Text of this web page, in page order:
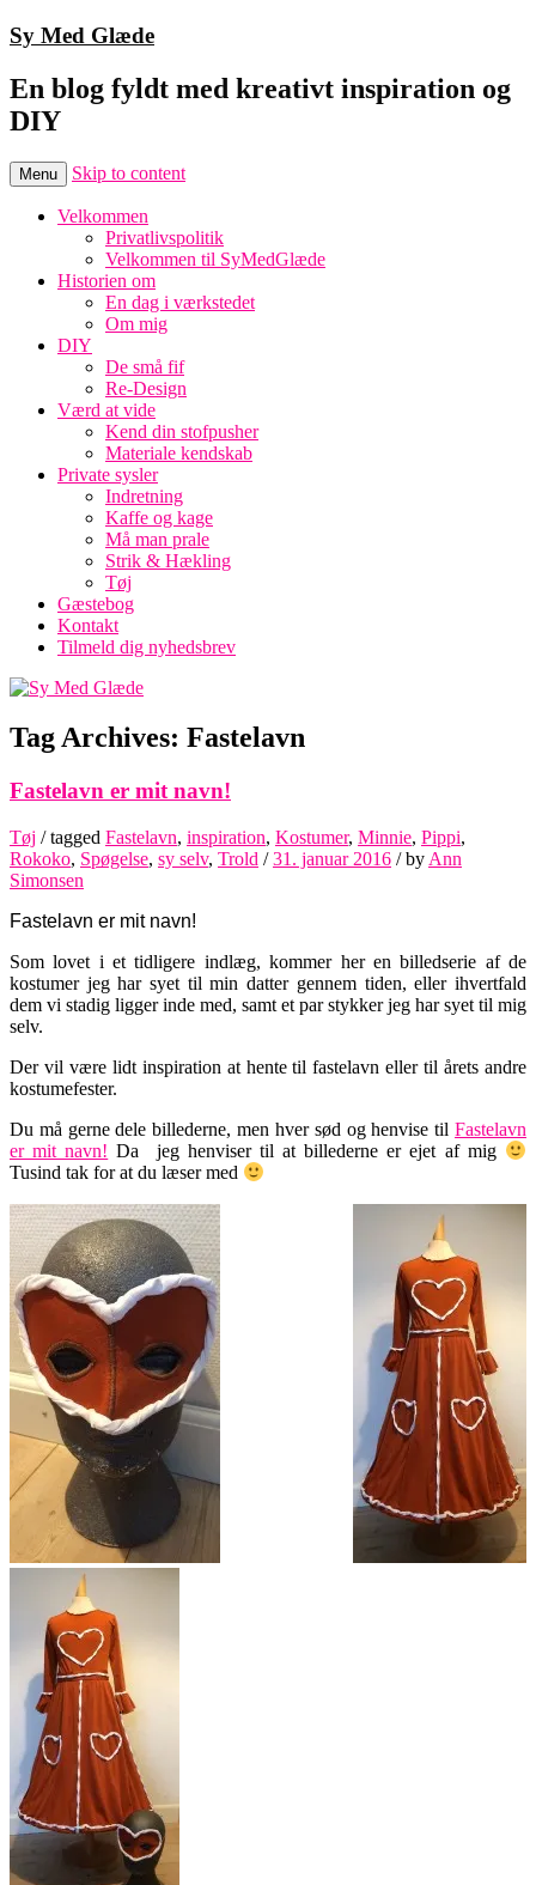
Sy Med Glæde
En blog fyldt med kreativt inspiration og
DIY
Menu Skip to content
Velkommen
Privatlivspolitik
Velkommen til SyMedGlæde
Historien om
En dag i værkstedet
Om mig
DIY
De små fif
Re-Design
Værd at vide
Kend din stofpusher
Materiale kendskab
Private sysler
Indretning
Kaffe og kage
Må man prale
Strik & Hækling
Tøj
Gæstebog
Kontakt
Tilmeld dig nyhedsbrev
Tag Archives: Fastelavn
Fastelavn er mit navn!
Tøj / tagged Fastelavn, inspiration, Kostumer, Minnie, Pippi,
Rokoko, Spøgelse, sy selv, Trold /31. januar 2016 /by Ann
Simonsen
Fastelavn er mit navn!
Som lovet i et tidligere indlæg, kommer her en billedserie af de
kostumer jeg har syet til min datter gennem tiden, eller ihvertfald
dem vi stadig ligger inde med, samt et par stykker jeg har syet til mig
selv.
Der vil være lidt inspiration at hente til fastelavn eller til årets andre
kostumefester.
Du må gerne dele billederne, men hver sød og henvise til Fastelavn
er mit navn! Da jeg henviser til at billederne er ejet af mig
Tusind tak for at du læser med